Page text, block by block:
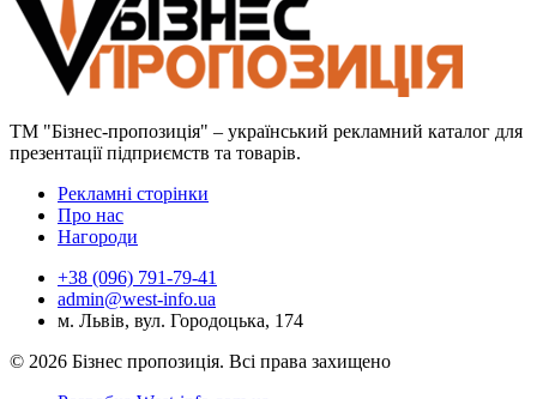
ТМ "Бізнес-пропозиція" – український рекламний каталог для
презентації підприємств та товарів.
Рекламні сторінки
Про нас
Нагороди
+38 (096) 791-79-41
admin@west-info.ua
м. Львів, вул. Городоцька, 174
© 2026 Бізнес пропозиція. Всі права захищено